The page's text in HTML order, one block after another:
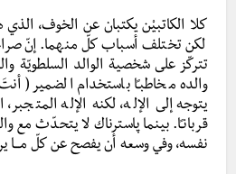
كلا الكاتبيْن يكتبان عن الخوف،
لكن تختلف أسباب كلّ منهما. إنّ
تتركّز على شخصية الوالد السلطويّة
يتوجه إلى الإله، لكنه الإله
قربانـًا. بينما پاسترناك لا يتحدّث مع
نفسه، وفي وسعه أن يفصح عن كلّ مـــا